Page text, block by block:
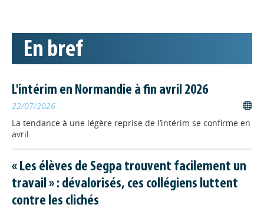
programme Erasmus+
webinaire d’information dédié au
programme Erasmus+, afin d’accompagner les structures de
formation professionnelle dans le développement de projets
à dimension européenne.
STATISTIQUES// 29/04/2026
Les inscrits à France Travail
au 1er trimestre 2026 en
En bref
L'intérim en Normandie à fin avril 2026
22/07/2026
La tendance à une légère reprise de l’intérim se confirme en
avril.
« Les élèves de Segpa trouvent facilement un
travail » : dévalorisés, ces collégiens luttent
contre les clichés